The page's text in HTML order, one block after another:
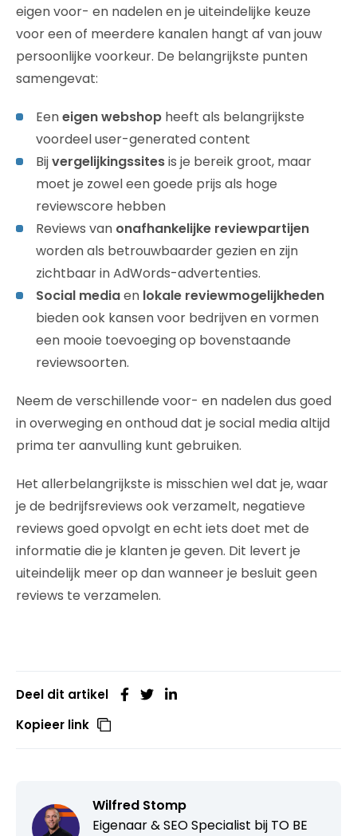
eigen voor- en nadelen en je uiteindelijke keuze
voor een of meerdere kanalen hangt af van jouw
persoonlijke voorkeur. De belangrijkste punten
samengevat:
Eeneigen webshop heeft als belangrijkste
voordeel user-generated content
Bijvergelijkingssitesis je bereik groot, maar
moet je zowel een goede prijs als hoge
reviewscore hebben
Reviews van onafhankelijke reviewpartijen
worden als betrouwbaarder gezien en zijn
zichtbaar in AdWords-advertenties.
Social mediaen lokale reviewmogelijkheden
bieden ook kansen voor bedrijven en vormen
een mooie toevoeging op bovenstaande
reviewsoorten.
Neem de verschillende voor- en nadelen dus goed
in overweging en onthoud dat je social media altijd
prima ter aanvulling kunt gebruiken.
Het allerbelangrijkste is misschien wel dat je, waar
je de bedrijfsreviews ook verzamelt, negatieve
reviews goed opvolgt en echt iets doet met de
informatie die je klanten je geven. Dit levert je
uiteindelijk meer op dan wanneer je besluit geen
reviews te verzamelen.
Deel dit artikel
Kopieer link
Wilfred Stomp
Eigenaar & SEO Specialist bij TO BE